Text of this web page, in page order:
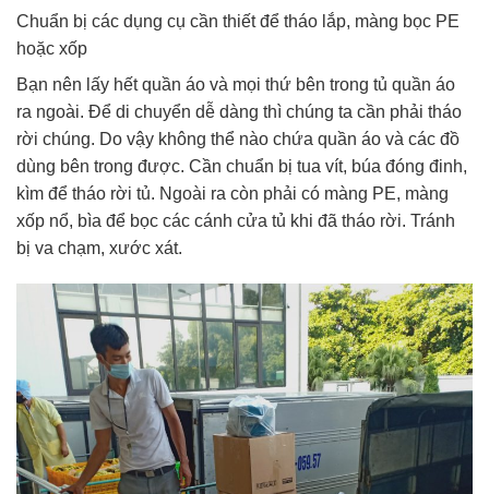
Chuẩn bị các dụng cụ cần thiết để tháo lắp, màng bọc PE
hoặc xốp
Bạn nên lấy hết quần áo và mọi thứ bên trong tủ quần áo
ra ngoài. Để di chuyển dễ dàng thì chúng ta cần phải tháo
rời chúng. Do vậy không thể nào chứa quần áo và các đồ
dùng bên trong được. Cần chuẩn bị tua vít, búa đóng đinh,
kìm để tháo rời tủ. Ngoài ra còn phải có màng PE, màng
xốp nổ, bìa để bọc các cánh cửa tủ khi đã tháo rời. Tránh
bị va chạm, xước xát.